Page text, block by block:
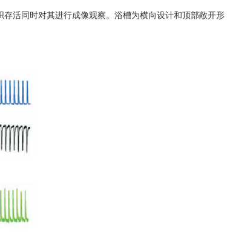
活同时对其进行成像观察。浴槽为横向设计和顶部敞开